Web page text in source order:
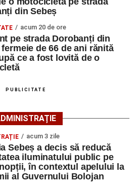
Prima ediție a Transylvania
Greavilor din Gârbova
de carieră.
toate locurile de muncă
platforma oficială ANOFM,
, apoi secțiunea„Persoane fizice
care aparține persoana aflată în
Alba include, pe lângă
din Săsciori, și datele de
precum numere de telefon și
ca persoanele interesate să
despre condițiile de angajare,
din Sebeș
acum 20 de ore
pe strada Dorobanți din
de 66 de ani rănită
ce a fost lovită de o
PUBLICITATE
acum 3 zile
Sebeș a decis să reducă
iluminatului public pe
în contextul apelului la
al Guvernului Bolojan